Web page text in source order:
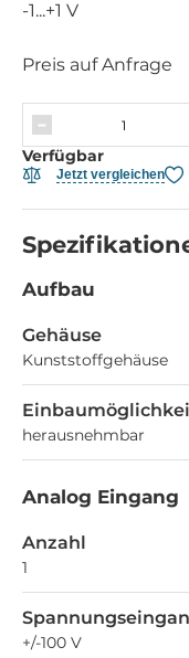
-1...+1 V
Preis auf Anfrage
Verfügbar
Jetzt vergleichen
Aufbau
Gehäuse
Kunststoffgehäuse
herausnehmbar
Analog Eingang
Anzahl
1
+/-100 V